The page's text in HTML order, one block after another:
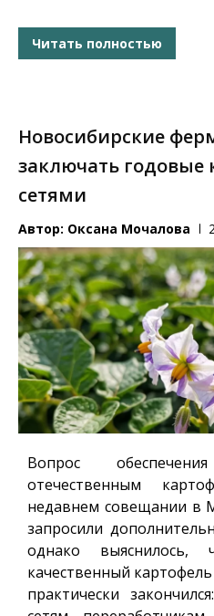
Читать полностью
Новосибирские
заключать годовые
сетями
Автор: Оксана Мочалова
Вопрос
отечественным
недавнем совещании в
запросили
однако
качественный
практически